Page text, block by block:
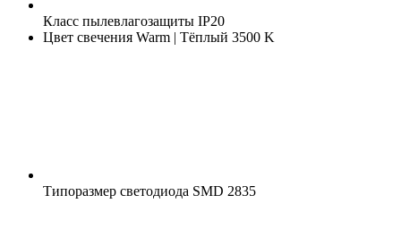
Класс пылевлагозащиты IP20
Цвет свечения Warm | Тёплый 3500 K
Типоразмер светодиода SMD 2835